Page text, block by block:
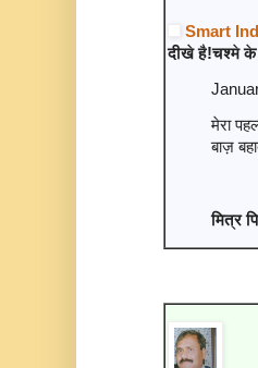
Smart
दीखे है!चश्मे के
मेरा
बाज़
मित्र